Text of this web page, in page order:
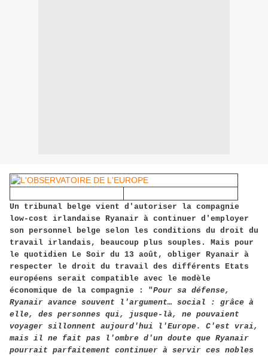
Un tribunal belge vient d'autoriser la compagnie
low-cost irlandaise Ryanair à continuer d'employer
son personnel belge selon les conditions du droit du
travail irlandais, beaucoup plus souples. Mais pour
le quotidien Le Soir du 13 août, obliger Ryanair à
respecter le droit du travail des différents Etats
européens serait compatible avec le modèle
économique de la compagnie : "Pour sa défense,
Ryanair avance souvent l'argument… social : grâce à
elle, des personnes qui, jusque-là, ne pouvaient
voyager sillonnent aujourd'hui l'Europe. C'est vrai,
mais il ne fait pas l'ombre d'un doute que Ryanair
pourrait parfaitement continuer à servir ces nobles